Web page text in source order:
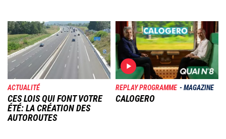
Image
ACTUALITÉ
CES LOIS QUI FONT VOTRE
ÉTÉ: LA CRÉATION DES
AUTOROUTES
Image
REPLAY PROGRAMME MAGAZINE
CALOGERO